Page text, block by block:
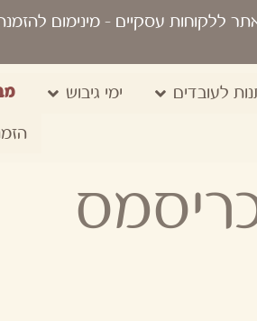
ללקוחות עסקיים- מינימום להזמנה 500 ש“ח ממוצר המחירים לא כוללים מע"מ, מיתוג, משלוח, שקיות
לעובדים ימי גיבוש